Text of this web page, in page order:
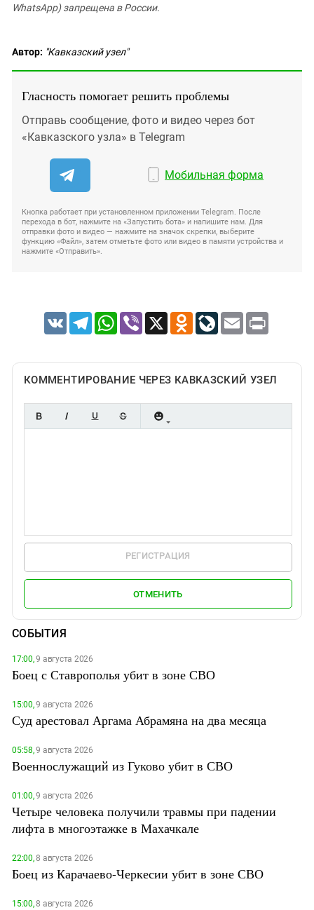
WhatsApp) запрещена в России.
Автор: "Кавказский узел"
Гласность помогает решить проблемы
Отправь сообщение, фото и видео через бот
«Кавказского узла» в Telegram
Мобильная форма
Кнопка работает при установленном приложении Telegram. После
перехода в бот, нажмите на «Запустить бота» и напишите нам. Для
отправки фото и видео — нажмите на значок скрепки, выберите
функцию «Файл», затем отметьте фото или видео в памяти устройства и
нажмите «Отправить».
VK TelegramWhatsApp
Viber X Odnoklassniki
LiveJournal
Email Print
КОММЕНТИРОВАНИЕ ЧЕРЕЗ КАВКАЗСКИЙ УЗЕЛ
РЕГИСТРАЦИЯ
ОТМЕНИТЬ
СОБЫТИЯ
17:00,9 августа 2026
Боец с Ставрополья убит в зоне СВО
15:00,9 августа 2026
Суд арестовал Аргама Абрамяна на два месяца
05:58,9 августа 2026
Военнослужащий из Гуково убит в СВО
01:00,9 августа 2026
Четыре человека получили травмы при падении
лифта в многоэтажке в Махачкале
22:00,8 августа 2026
Боец из Карачаево-Черкесии убит в зоне СВО
15:00,8 августа 2026